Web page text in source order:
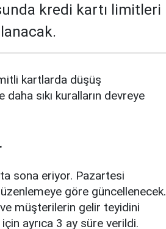
kredi kartı limitleri
kartlarda düşüş
sıkı kuralların devreye
sona eriyor. Pazartesi
göre güncellenecek.
ve müşterilerin gelir teyidini
ayrıca 3 ay süre verildi.